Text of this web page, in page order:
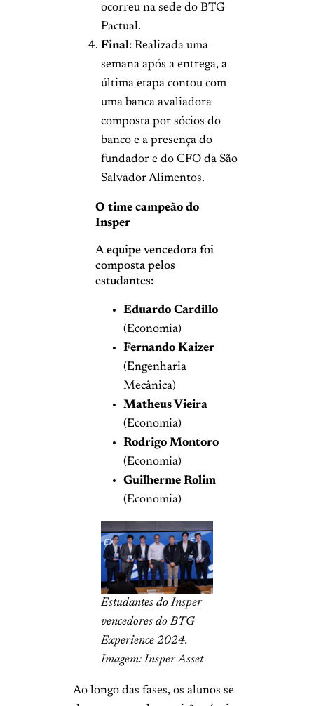
ocorreu na sede do BTG
Pactual.
Final: Realizada uma
semana após a entrega, a
última etapa contou com
uma banca avaliadora
composta por sócios do
banco e a presença do
fundador e do CFO da São
Salvador Alimentos.
O time campeão do
Insper
A equipe vencedora foi
composta pelos
estudantes:
Eduardo Cardillo
(Economia)
Fernando Kaizer
(Engenharia
Mecânica)
Matheus Vieira
(Economia)
Rodrigo Montoro
(Economia)
Guilherme Rolim
(Economia)
Estudantes do Insper
vencedores do BTG
Experience 2024.
Imagem: Insper Asset
Ao longo das fases, os alunos se